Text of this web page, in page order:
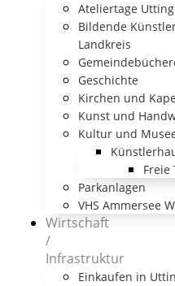
Ateliertage Utting
Bildende
Landkreis
Geschichte
Kirchen und
Kunst und
Kultur und
Freie
Parkanlagen
VHS Ammersee
Wirtschaft
/
Infrastruktur
Einkaufen in